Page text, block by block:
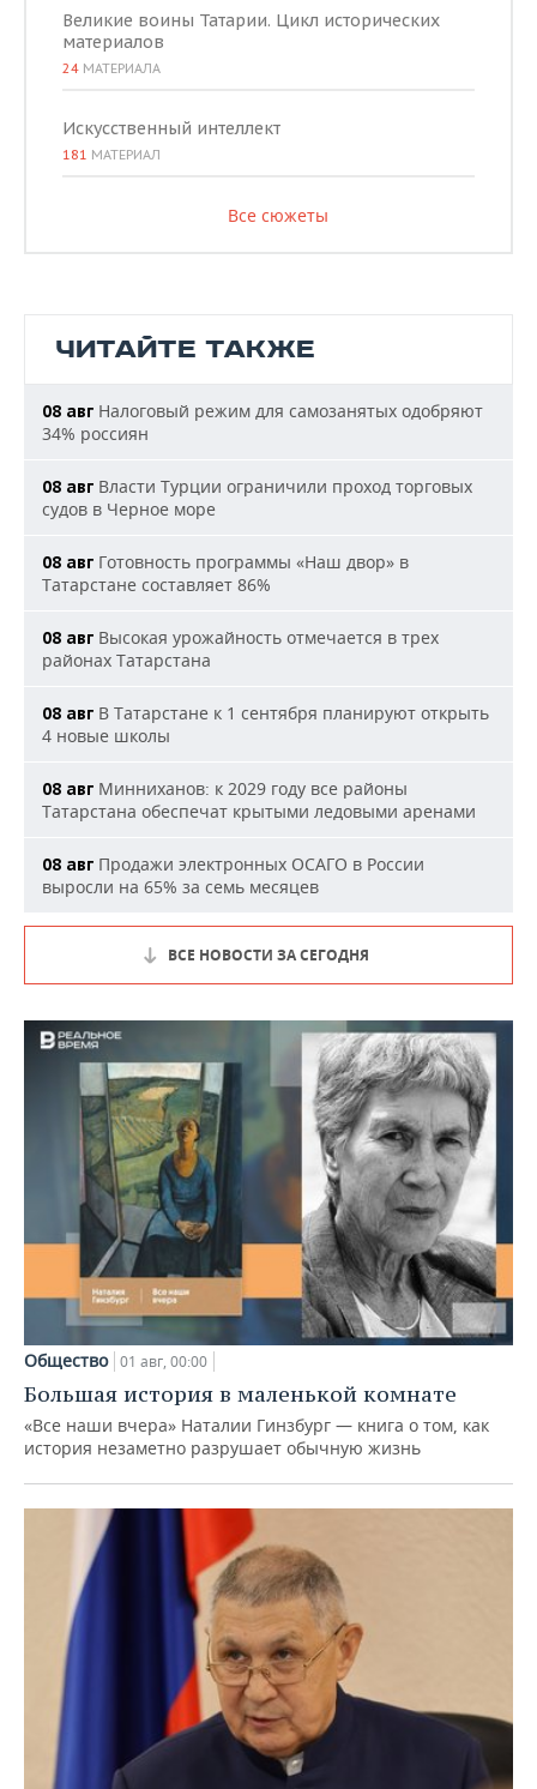
Великие воины Татарии. Цикл исторических
материалов
24 МАТЕРИАЛА
Искусственный интеллект
181 МАТЕРИАЛ
Все сюжеты
ЧИТАЙТЕ ТАКЖЕ
08 авг Налоговый режим для самозанятых одобряют
34% россиян
08 авг Власти Турции ограничили проход торговых
судов в Черное море
08 авг Готовность программы «Наш двор» в
Татарстане составляет 86%
08 авг Высокая урожайность отмечается в трех
районах Татарстана
08 авг В Татарстане к 1 сентября планируют открыть
4 новые школы
08 авг Минниханов: к 2029 году все районы
Татарстана обеспечат крытыми ледовыми аренами
08 авг Продажи электронных ОСАГО в России
выросли на 65% за семь месяцев
ВСЕ НОВОСТИ ЗА СЕГОДНЯ
Общество 01 авг, 00:00
Большая история в маленькой комнате
«Все наши вчера» Наталии Гинзбург — книга о том, как
история незаметно разрушает обычную жизнь